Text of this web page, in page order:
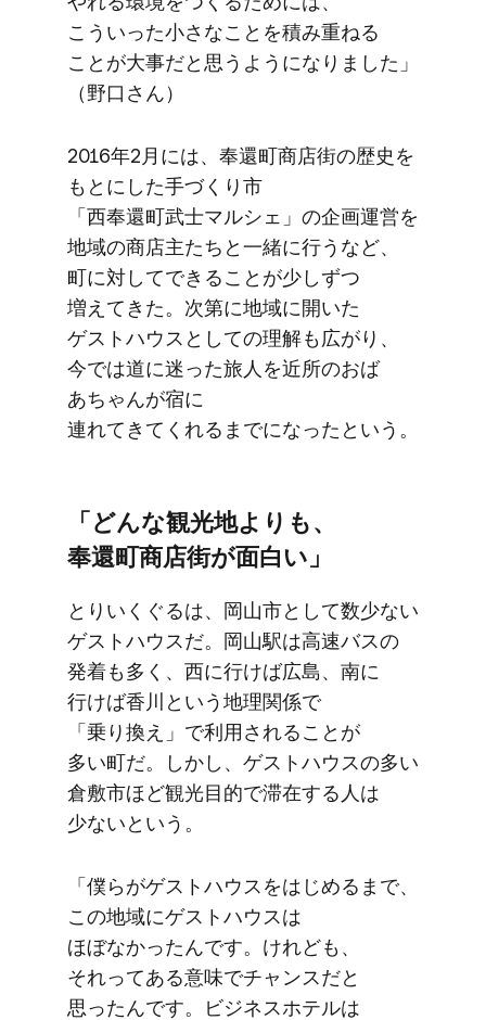
こういった​小さな​ことを​積み重ねる​
ことが​大事だと​思うようになりました」​
（野口さん）
2016年2月には、​奉還町商店街の​歴史を​
もとに​した​手づくり市​
「西奉還町武士マルシェ」の​企画運営を​
地域の​商店主たちと​一緒に​行うなど、​
町に​対して​できる​ことが​少しずつ​
増えてきた。​次第に​地域に​開いた​
ゲストハウスと​しての​理解も​広がり、​
今では​道に​迷った​旅人を​近所の​おば​
あちゃんが​宿に​
連れてきてくれるまでになったと​いう。
「どんな​観光地よりも、​
奉還町商店街が​面白い」
とりいく​ぐるは、​岡山市と​して​数少ない​
ゲストハウスだ。​岡山駅は​高速バスの​
発着も​多く、​西に​行けば​広島、​南に​
行けば​香川と​いう​地理関係で​
「乗り換え」で​利用される​ことが​
多い町だ。​しかし、​ゲストハウスの​多い​
倉敷市ほど​観光目的で​滞在する​人は​
少ないと​いう。
「僕らが​ゲストハウスを​はじめるまで、​
この​地域に​ゲストハウスは​
ほぼなかったんです。​けれども、​
それってある​意味で​チャンスだと​
思ったんです。​ビジネスホテルは​